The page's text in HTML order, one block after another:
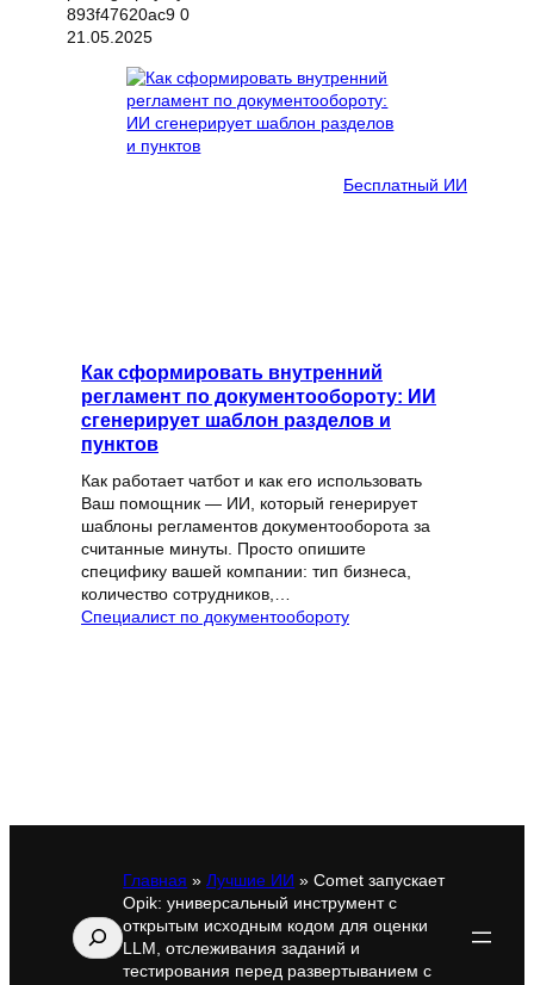
21.05.2025
Бесплатный ИИ
Как сформировать внутренний
регламент по документообороту: ИИ
сгенерирует шаблон разделов и
пунктов
Как работает чатбот и как его использовать
Ваш помощник — ИИ, который генерирует
шаблоны регламентов документооборота за
считанные минуты. Просто опишите
специфику вашей компании: тип бизнеса,
количество сотрудников,…
Специалист по документообороту
Поиск
Главная » Лучшие ИИ » Comet запускает
Opik: универсальный инструмент с
открытым исходным кодом для оценки
LLM, отслеживания заданий и
тестирования перед развертыванием с